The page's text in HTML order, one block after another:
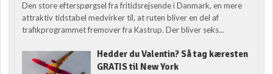
Den store efterspørgsel fra fritidsrejsende i Danmark, en mere
attraktiv tidstabel medvirker til, at ruten bliver en del af
trafikprogrammet fremover fra Kastrup. Der bliver seks...
Hedder du Valentin? Så tag kæresten
GRATIS til New York